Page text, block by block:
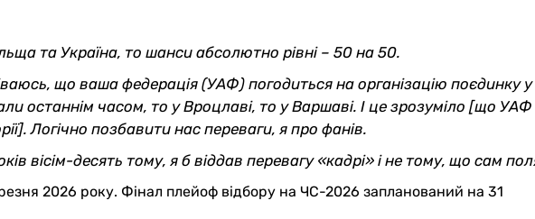
та Україна, то шанси абсолютно рівні – 50 на 50.
що ваша федерація (УАФ) погодиться на організацію поєдинку у
останнім часом, то у Вроцлаві, то у Варшаві. І це зрозуміло [що
Логічно позбавити нас переваги, я про фанів.
вісім-десять тому, я б віддав перевагу «кадрі» і не тому, що сам
2026 року. Фінал плейоф відбору на ЧС-2026 запланований на 31